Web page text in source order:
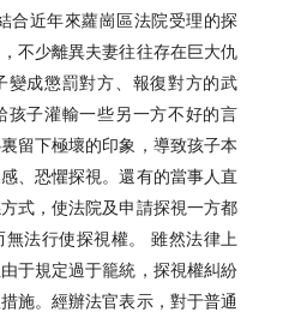
合近年來蘿崗區法院受理的探
不少離異夫妻往往存在巨大仇
變成懲罰對方、報復對方的武
孩子灌輸一些另一方不好的言
留下極壞的印象，導致孩子本
、恐懼探視。還有的當事人直
式，使法院及申請探視一方都
法行使探視權。 雖然法律上
于規定過于籠統，探視權糾紛
施。經辦法官表示，對于普通